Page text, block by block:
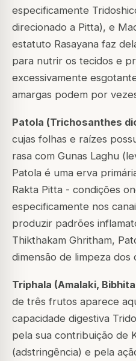
especificamente
direcionado a Pitta), e
estatuto Rasayana faz
para nutrir os tecidos e
excessivamente
amargas podem por
Patola (Trichosanthes
cujas folhas e raízes
rasa com Gunas Laghu
Patola é uma erva
Rakta Pitta - condições
especificamente nos
produzir padrões
Thikthakam Ghritham,
dimensão de limpeza dos
Triphala (Amalaki,
de três frutos aparece
capacidade digestiva
pela sua contribuição de
(adstringência) e pela